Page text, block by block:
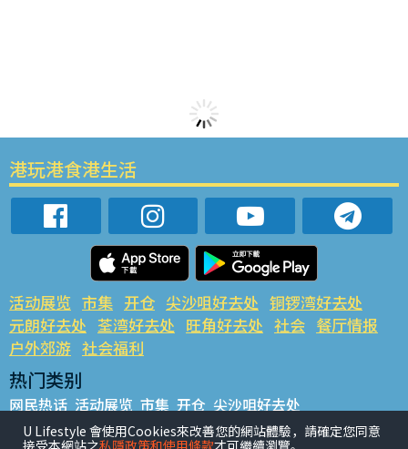
港玩港食港生活
活动展览 市集 开仓 尖沙咀好去处 铜锣湾好去处
元朗好去处 荃湾好去处 旺角好去处 社会 餐厅情报
户外郊游 社会福利
热门类别
网民热话 活动展览 市集 开仓 尖沙咀好去处
铜锣湾好去处 元朗好去处 荃湾好去处 旺角好去处 社会
U Lifestyle 會使用Cookies來改善您的網站體驗，請確定您同意
接受本網站之私隱政策和使用條款才可繼續瀏覽。